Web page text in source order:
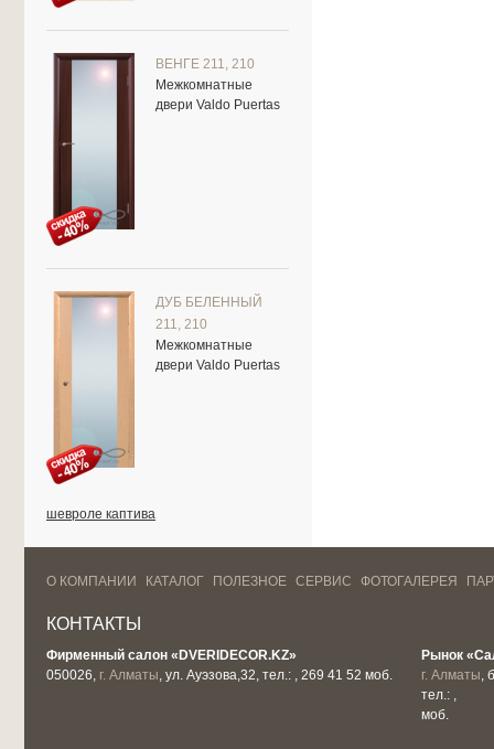
ВЕНГЕ 211, 210
Межкомнатные
двери Valdo Puertas
ДУБ БЕЛЕННЫЙ
211, 210
Межкомнатные
двери Valdo Puertas
шевроле каптива
О КОМПАНИИ КАТАЛОГ ПОЛЕЗНОЕ СЕРВИС ФОТОГАЛЕРЕЯ
КОНТАКТЫ
Фирменный салон «DVERIDECOR.KZ»
050026, г. Алматы , ул. Ауэзова,32, тел.: , 269 41 52 моб.
Рынок
г. Алматы ,
тел.: ,
моб.